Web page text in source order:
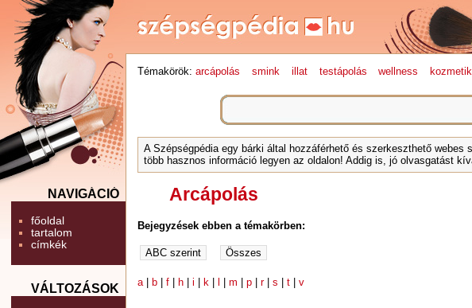
NAVIGÁCIÓ
főoldal
tartalom
címkék
VÁLTOZÁSOK
Témakörök: arcápolás smink illat testápolás wellness
A Szépségpédia egy bárki által hozzáférhető és szerkeszthető
több hasznos információ legyen az oldalon! Addig is, jó olvasgatást
Arcápolás
Bejegyzések ebben a témakörben:
a b |f h |i k |m |p |r|s |t |v